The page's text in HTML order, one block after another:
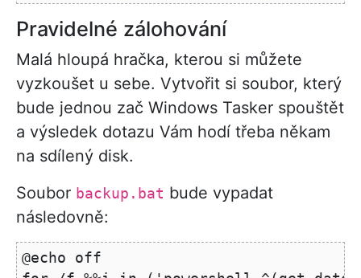
Pravidelné zálohování
Malá hloupá hračka, kterou si můžete
vyzkoušet u sebe. Vytvořit si soubor, který
bude jednou zač Windows Tasker spouštět
a výsledek dotazu Vám hodí třeba někam
na sdílený disk.
Soubor backup.bat bude vypadat
následovně:
@echo off